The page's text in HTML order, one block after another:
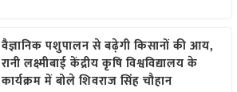
वैज्ञानिक पशुपालन से बढ़ेगी किसानों की आय,
रानी लक्ष्मीबाई केंद्रीय कृषि विश्वविद्यालय के
कार्यक्रम में बोले शिवराज सिंह चौहान